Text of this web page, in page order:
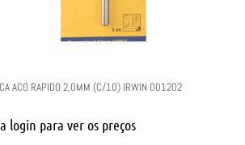
ACO RAPIDO 2,0MM (C/10) IRWIN 001202
login para ver os preços